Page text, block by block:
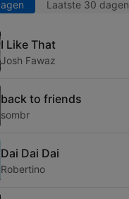
Laatste 30 dagen
I Like That
Josh Fawaz
back to friends
sombr
Dai Dai Dai
Robertino